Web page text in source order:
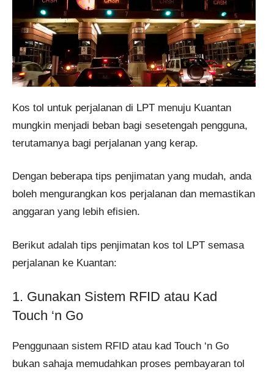
Kos tol untuk perjalanan di LPT menuju Kuantan
mungkin menjadi beban bagi sesetengah pengguna,
terutamanya bagi perjalanan yang kerap.
Dengan beberapa tips penjimatan yang mudah, anda
boleh mengurangkan kos perjalanan dan memastikan
anggaran yang lebih efisien.
Berikut adalah tips penjimatan kos tol LPT semasa
perjalanan ke Kuantan:
1. Gunakan Sistem RFID atau Kad
Touch ‘n Go
Penggunaan sistem RFID atau kad Touch ‘n Go
bukan sahaja memudahkan proses pembayaran tol